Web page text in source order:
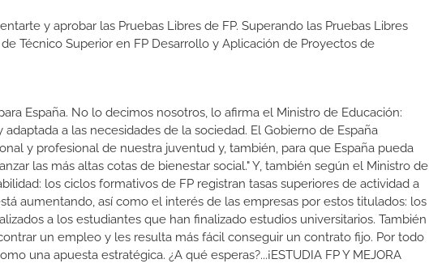
y aprobar las Pruebas Libres de FP. Superando las Pruebas Libres
Técnico Superior en FP Desarrollo y Aplicación de Proyectos de
España. No lo decimos nosotros, lo afirma el Ministro de Educación:
a las necesidades de la sociedad. El Gobierno de España
y profesional de nuestra juventud y, también, para que España pueda
las más altas cotas de bienestar social." Y, también según el Ministro de
los ciclos formativos de FP registran tasas superiores de actividad a
aumentando, así como el interés de las empresas por estos titulados: los
a los estudiantes que han finalizado estudios universitarios. También
un empleo y les resulta más fácil conseguir un contrato fijo. Por todo
una apuesta estratégica. ¿A qué esperas?...¡ESTUDIA FP Y MEJORA